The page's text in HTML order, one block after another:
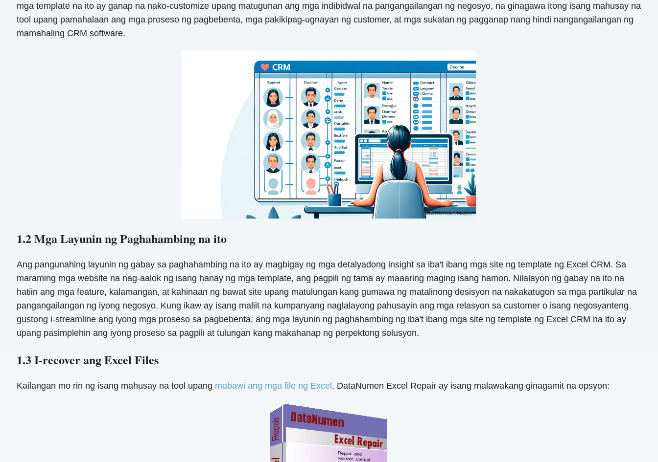
mga template na ito ay ganap na nako-customize upang matugunan ang mga indibidwal na pangangailangan ng negosyo, na ginagawa itong isang mahusay na
tool upang pamahalaan ang mga proseso ng pagbebenta, mga pakikipag-ugnayan ng customer, at mga sukatan ng pagganap nang hindi nangangailangan ng
mamahaling CRM software.
1.2 Mga Layunin ng Paghahambing na ito
Ang pangunahing layunin ng gabay sa paghahambing na ito ay magbigay ng mga detalyadong insight sa iba't ibang mga site ng template ng Excel CRM. Sa
maraming mga website na nag-aalok ng isang hanay ng mga template, ang pagpili ng tama ay maaaring maging isang hamon. Nilalayon ng gabay na ito na
hatiin ang mga feature, kalamangan, at kahinaan ng bawat site upang matulungan kang gumawa ng matalinong desisyon na nakakatugon sa mga partikular na
pangangailangan ng iyong negosyo. Kung ikaw ay isang maliit na kumpanyang naglalayong pahusayin ang mga relasyon sa customer o isang negosyanteng
gustong i-streamline ang iyong mga proseso sa pagbebenta, ang mga layunin ng paghahambing ng iba't ibang mga site ng template ng Excel CRM na ito ay
upang pasimplehin ang iyong proseso sa pagpili at tulungan kang makahanap ng perpektong solusyon.
1.3 I-recover ang Excel Files
Kailangan mo rin ng isang mahusay na tool upang mabawi ang mga file ng Excel . DataNumen Excel Repair ay isang malawakang ginagamit na opsyon: